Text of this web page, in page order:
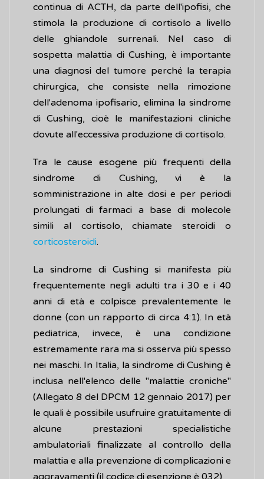
continua di ACTH, da parte dell'ipofisi, che
stimola la produzione di cortisolo a livello
delle ghiandole surrenali. Nel caso di
sospetta malattia di Cushing, è importante
una diagnosi del tumore perché la terapia
chirurgica, che consiste nella rimozione
dell'adenoma ipofisario, elimina la sindrome
di Cushing, cioè le manifestazioni cliniche
dovute all'eccessiva produzione di cortisolo.
Tra le cause esogene più frequenti della
sindrome di Cushing, vi è la
somministrazione in alte dosi e per periodi
prolungati di farmaci a base di molecole
simili al cortisolo, chiamate steroidi o
corticosteroidi.
La sindrome di Cushing si manifesta più
frequentemente negli adulti tra i 30 e i 40
anni di età e colpisce prevalentemente le
donne (con un rapporto di circa 4:1). In età
pediatrica, invece, è una condizione
estremamente rara ma si osserva più spesso
nei maschi. In Italia, la sindrome di Cushing è
inclusa nell'elenco delle "malattie croniche"
(Allegato 8 del DPCM 12 gennaio 2017) per
le quali è possibile usufruire gratuitamente di
alcune prestazioni specialistiche
ambulatoriali finalizzate al controllo della
malattia e alla prevenzione di complicazioni e